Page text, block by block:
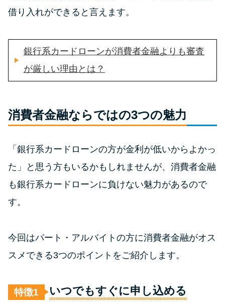
最速！最短40分で借りられるカ
特集ページ一覧
銀行カードローンを選ぶべき4つ
の理由
無利息期間を利用して利息0円で
お金を借りる3つのポイント
今月の家賃払えない…2ヵ月目に
処法3つ
借り入れができると言えます。
銀行系カードローンが消費者金融よりも審査
が厳しい理由とは？
消費者金融ならではの3つの魅力
「銀行系カードローンの方が金利が低いからよかっ
た」と思う方もいるかもしれませんが、消費者金融
も銀行系カードローンに負けない魅力があるので
す。
今回はパート・アルバイトの方に消費者金融がオス
スメできる3つのポイントをご紹介します。
特徴 いつでもすぐに申し込める